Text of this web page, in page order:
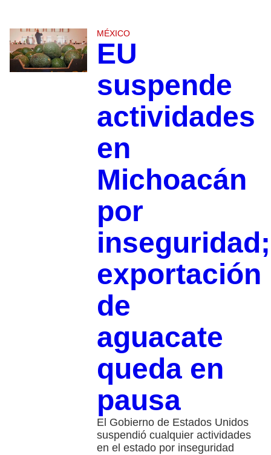
MÉXICO
EU
suspende
actividades
en
Michoacán
por
inseguridad;
exportación
de
aguacate
queda en
pausa
El Gobierno de Estados Unidos
suspendió cualquier actividades
en el estado por inseguridad